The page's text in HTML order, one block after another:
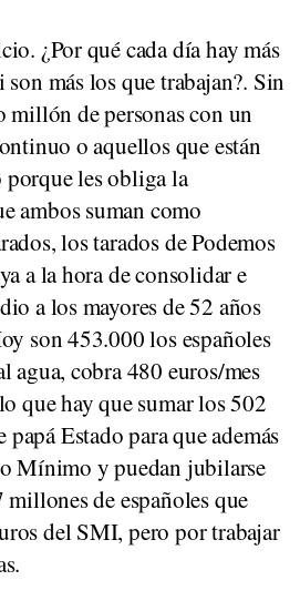
¿Por qué cada día hay más
más los que trabajan?. Sin
millón de personas con un
o aquellos que están
les obliga la
ambos suman como
los tarados de Podemos
a la hora de consolidar e
a los mayores de 52 años
son 453.000 los españoles
agua, cobra 480 euros/mes
que hay que sumar los 502
papá Estado para que además
Mínimo y puedan jubilarse
de españoles que
del SMI, pero por trabajar